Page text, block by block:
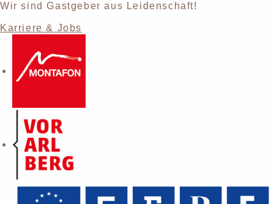
Wir sind Gastgeber aus Leidenschaft!
Karriere & Jobs